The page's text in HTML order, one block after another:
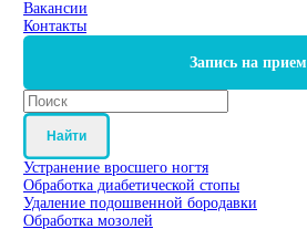
Вакансии
Контакты
Запись на прием
Найти
Устранение вросшего ногтя
Обработка диабетической стопы
Удаление подошвенной бородавки
Обработка мозолей